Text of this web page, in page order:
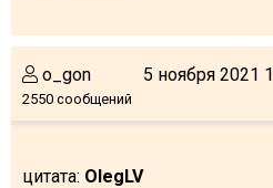
o_gon
2550 сообщений
5 ноября 2021
цитата: OlegLV